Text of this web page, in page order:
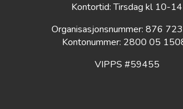
Kontortid: Tirsdag kl 10-14
Organisasjonsnummer: 876
Kontonummer: 2800 05
VIPPS #59455